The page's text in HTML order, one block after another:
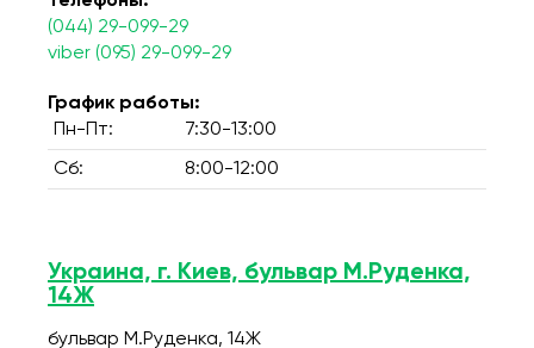
(044) 29-099-29
viber (095) 29-099-29
График работы:
Пн-Пт:
7:30-13:00
Сб: 8:00-12:00
Украина, г. Киев, бульвар М.Руденка,
14Ж
бульвар М.Руденка, 14Ж